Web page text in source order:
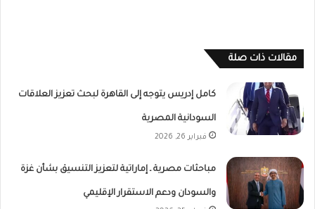
مقالات ذات صلة
كامل إدريس يتوجه إلى القاهرة لبحث تعزيز العلاقات
السودانية المصرية
فبراير 26, 2026
مباحثات مصرية ـ إماراتية لتعزيز التنسيق بشأن غزة
والسودان ودعم الاستقرار الإقليمي